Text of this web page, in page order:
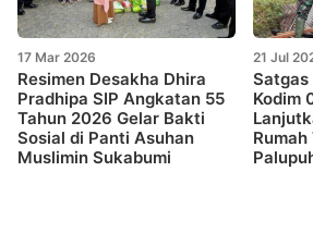
17 Mar 2026
Resimen Desakha Dhira
Pradhipa SIP Angkatan 55
Tahun 2026 Gelar Bakti
Sosial di Panti Asuhan
Muslimin Sukabumi
21 Jul
Satgas
Kodim